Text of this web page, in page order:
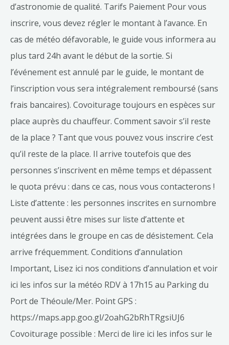
d’astronomie de qualité. Tarifs Paiement Pour vous
inscrire, vous devez régler le montant à l’avance. En
cas de météo défavorable, le guide vous informera au
plus tard 24h avant le début de la sortie. Si
l’événement est annulé par le guide, le montant de
l’inscription vous sera intégralement remboursé (sans
frais bancaires). Covoiturage toujours en espèces sur
place auprès du chauffeur. Comment savoir s’il reste
de la place ? Tant que vous pouvez vous inscrire c’est
qu’il reste de la place. Il arrive toutefois que des
personnes s’inscrivent en même temps et dépassent
le quota prévu : dans ce cas, nous vous contacterons !
Liste d’attente : les personnes inscrites en surnombre
peuvent aussi être mises sur liste d’attente et
intégrées dans le groupe en cas de désistement. Cela
arrive fréquemment. Conditions d’annulation
Important, Lisez ici nos conditions d’annulation et voir
ici les infos sur la météo RDV à 17h15 au Parking du
Port de Théoule/Mer. Point GPS :
https://maps.app.goo.gl/2oahG2bRhTRgsiUJ6
Covoiturage possible : Merci de lire ici les infos sur le